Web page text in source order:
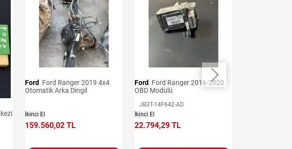
Ford
Otomatik Arka Dingil
İkinci El
159.560,02 TL
Ford
OBD Modülü
JB3T-14F642-AD
İkinci El
22.794,29 TL